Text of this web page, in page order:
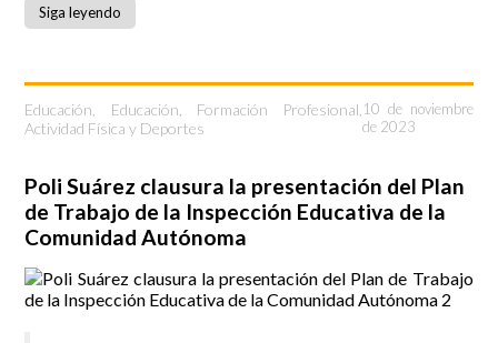
Siga leyendo
Educación
Educación, Formación Profesional,
Actividad Física y Deportes
10 de noviembre
de 2023
Poli Suárez clausura la presentación del Plan
de Trabajo de la Inspección Educativa de la
Comunidad Autónoma